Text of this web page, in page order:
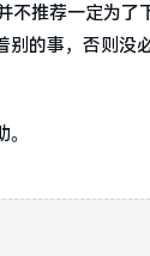
推荐一定为
的事，否则没